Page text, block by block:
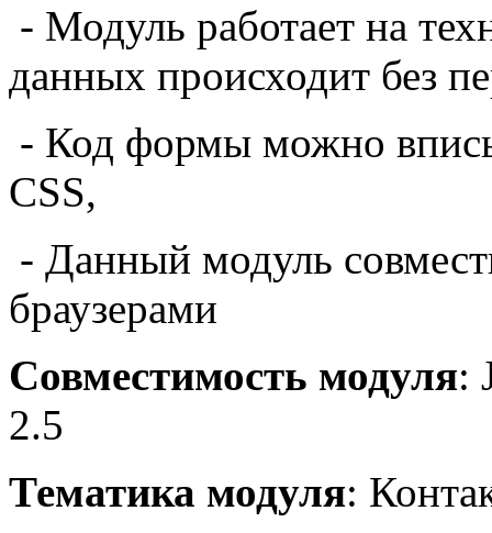
- Модуль работает на
данных происходит без
- Код формы можно
CSS,
- Данный модуль
браузерами
Совместимость модуля:
2.5
Тематика модуля: